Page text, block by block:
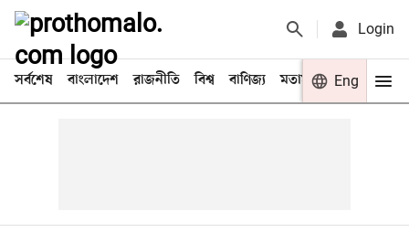
Login
সর্বশেষ বাংলাদেশ রাজনীতি বিশ্ব বাণিজ্য মতামত খেলা
Eng